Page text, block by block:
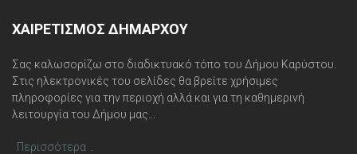
ΧΑΙΡΕΤΙΣΜΌΣ ΔΗΜΆΡΧΟΥ
Σας καλωσορίζω στο διαδικτυακό τόπο του Δήμου Καρύστου.
Στις ηλεκτρονικές του σελίδες θα βρείτε χρήσιμες
πληροφορίες για την περιοχή αλλά και για τη καθημερινή
λειτουργία του Δήμου μας...
Περισσότερα